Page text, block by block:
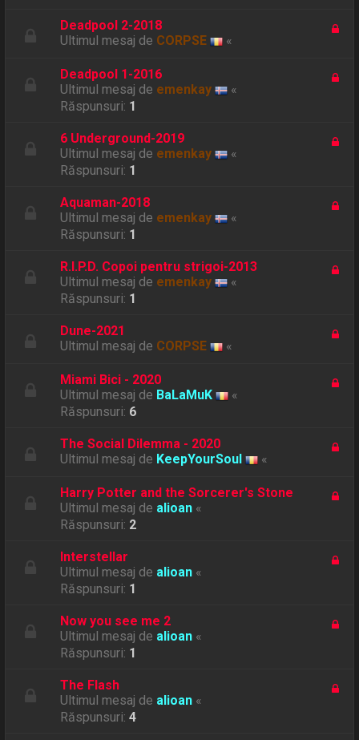
Deadpool 2-2018
Ultimul mesaj de CORPSE «
Deadpool 1-2016
Ultimul mesaj de emenkay
«
Răspunsuri: 1
6 Underground-2019
Ultimul mesaj de emenkay
«
Răspunsuri: 1
Aquaman-2018
Ultimul mesaj de emenkay
«
Răspunsuri: 1
R.I.P.D. Copoi pentru strigoi-2013
Ultimul mesaj de emenkay
«
Răspunsuri: 1
Dune-2021
Ultimul mesaj de CORPSE «
Miami Bici - 2020
Ultimul mesaj de BaLaMuK
«
Răspunsuri: 6
The Social Dilemma - 2020
Ultimul mesaj de KeepYourSoul «
Harry Potter and the Sorcerer's Stone
Ultimul mesaj de alioan «
Răspunsuri: 2
Interstellar
Ultimul mesaj de alioan «
Răspunsuri: 1
Now you see me 2
Ultimul mesaj de alioan «
Răspunsuri: 1
The Flash
Ultimul mesaj de alioan «
Răspunsuri:4